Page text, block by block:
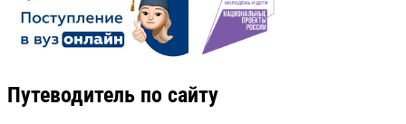
Путеводитель по сайту